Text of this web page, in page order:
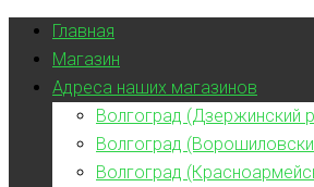
Главная
Магазин
Адреса наших магазинов
Волгоград (Дзержинский
Волгоград
Волгоград